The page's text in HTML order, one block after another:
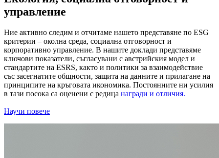
управление
Ние активно следим и отчитаме нашето представяне по ESG
критерии – околна среда, социална отговорност и
корпоративно управление. В нашите доклади представяме
ключови показатели, съгласувани с австрийския модел и
стандартите на ESRS, както и политики за взаимодействие
със засегнатите общности, защита на данните и прилагане на
принципите на кръговата икономика. Постоянните ни усилия
в тази посока са оценени с редица награди и отличия.
Научи повече